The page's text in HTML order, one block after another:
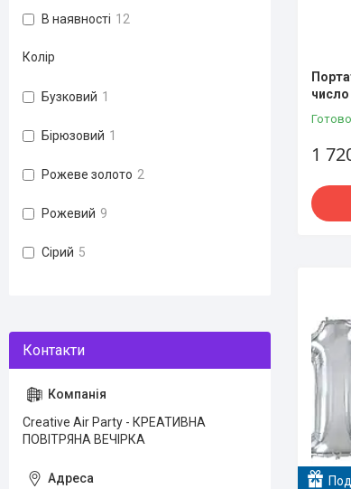
1
В наявності 12
Колір
Бузковий 1
Бірюзовий 1
Рожеве золото 2
Рожевий 9
Сірий 5
Creative Air Party - КРЕАТИВНА
ПОВІТРЯНА ВЕЧІРКА